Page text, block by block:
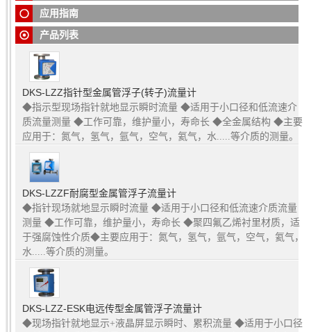
应用指南
劣环境条件，及各种介质条件的流量测量过程中。
产品列表
DKS-LZZ指针型金属管浮子(转子)流量计
◆指示型现场指针就地显示瞬时流量 ◆适用于小口径和低流速介
质流量测量 ◆工作可靠，维护量小，寿命长 ◆全金属结构 ◆主要
应用于：氮气，氢气，氩气，空气，氦气，水.....等介质的测量。
DKS-LZZF耐腐型金属管浮子流量计
◆指针现场就地显示瞬时流量 ◆适用于小口径和低流速介质流量
测量 ◆工作可靠，维护量小，寿命长 ◆聚四氟乙烯衬里材质，适
于强腐蚀性介质◆主要应用于：氮气，氢气，氩气，空气，氦气，
水.....等介质的测量。
DKS-LZZ-ESK电远传型金属管浮子流量计
◆现场指针就地显示+液晶屏显示瞬时、累积流量 ◆适用于小口径